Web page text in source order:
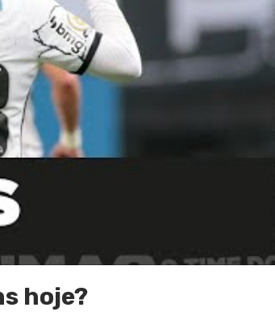
hoje?